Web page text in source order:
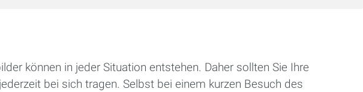
können in jeder Situation entstehen. Daher sollten Sie Ihre
bei sich tragen. Selbst bei einem kurzen Besuch des